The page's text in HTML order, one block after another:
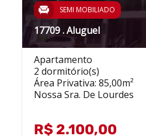
SEMI MOBILIADO
17709 . Aluguel
Apartamento
2 dormitório(s)
Área Privativa: 85,00m²
Nossa Sra. De Lourdes
R$ 2.100,00